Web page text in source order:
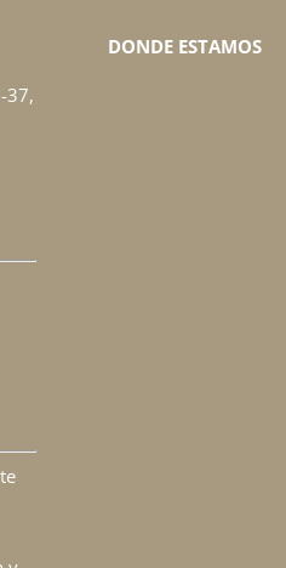
37,
DONDE ESTAMOS